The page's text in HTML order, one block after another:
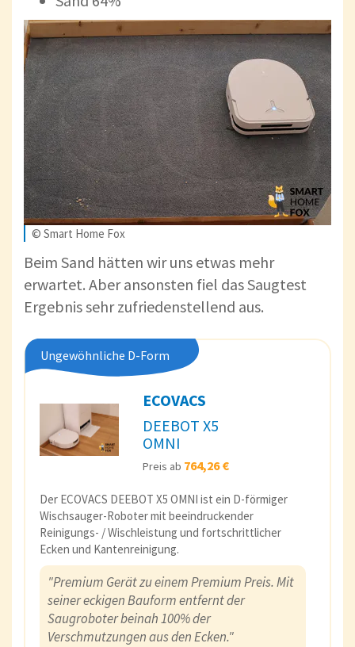
© Smart Home Fox
Beim Sand hätten wir uns etwas mehr
erwartet. Aber ansonsten fiel das Saugtest
Ergebnis sehr zufriedenstellend aus.
Ungewöhnliche D-Form
ECOVACS
DEEBOT X5
OMNI
Preis ab 764,26 €
Der ECOVACS DEEBOT X5 OMNI ist ein D-förmiger
Wischsauger-Roboter mit beeindruckender
Reinigungs- / Wischleistung und fortschrittlicher
Ecken und Kantenreinigung.
"Premium Gerät zu einem Premium Preis. Mit
seiner eckigen Bauform entfernt der
Saugroboter beinah 100% der
Verschmutzungen aus den Ecken."